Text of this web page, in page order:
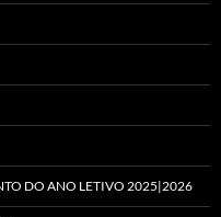
DO ANO LETIVO 2025|2026